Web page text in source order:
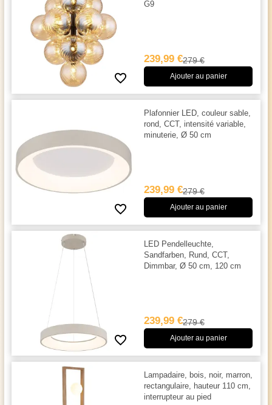
G9
239,99 €279 €
Ajouter au panier
Plafonnier LED, couleur sable,
rond, CCT, intensité variable,
minuterie, Ø 50 cm
239,99 €279 €
Ajouter au panier
LED Pendelleuchte,
Sandfarben, Rund, CCT,
Dimmbar, Ø 50 cm, 120 cm
239,99 €279 €
Ajouter au panier
Lampadaire, bois, noir, marron,
rectangulaire, hauteur 110 cm,
interrupteur au pied